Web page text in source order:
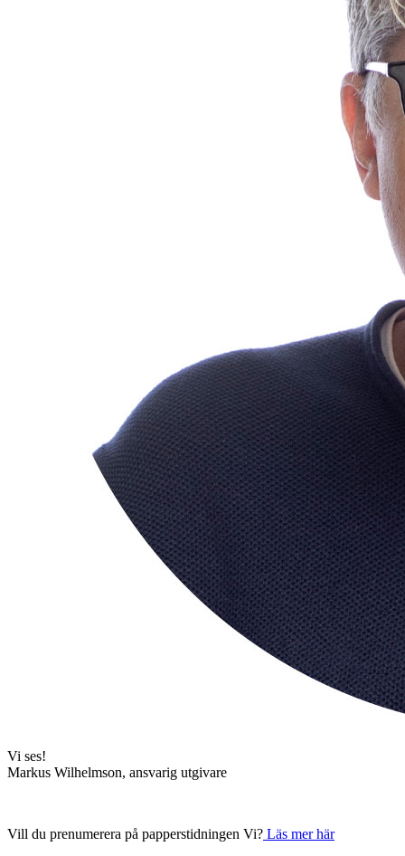
Vi ses!
Markus Wilhelmson, ansvarig utgivare
Vill du prenumerera på papperstidningen Vi? Läs mer här